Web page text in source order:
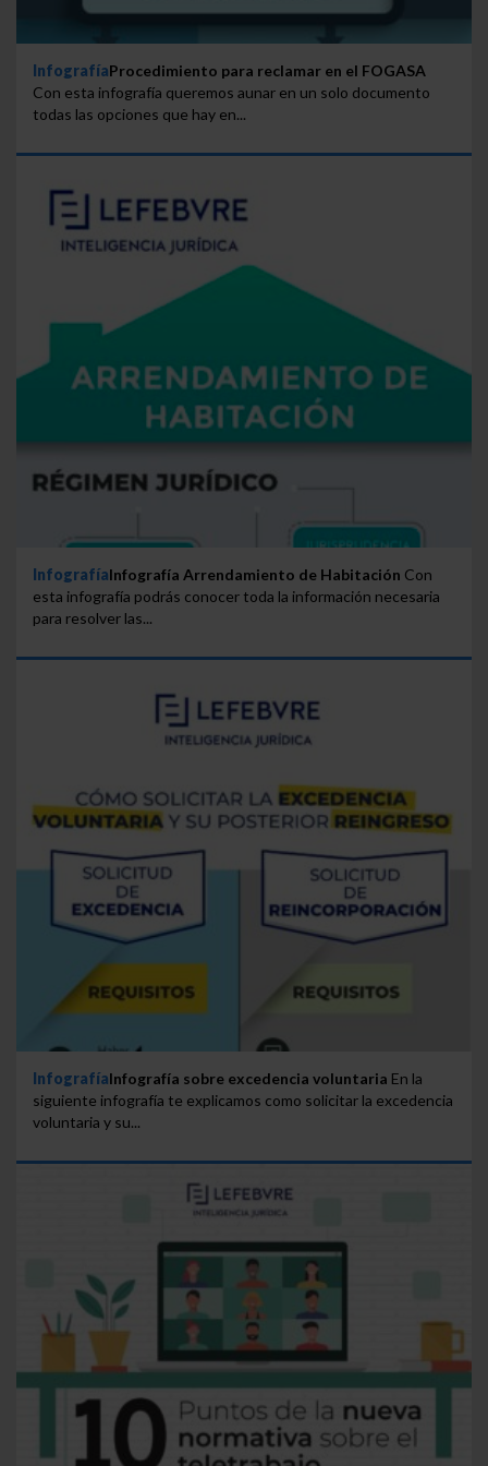
InfografíaProcedimiento para reclamar en el FOGASA
Con esta infografía queremos aunar en un solo documento
todas las opciones que hay en...
InfografíaInfografía Arrendamiento de Habitación Con
esta infografía podrás conocer toda la información necesaria
para resolver las...
InfografíaInfografía sobre excedencia voluntaria En la
siguiente infografía te explicamos como solicitar la excedencia
voluntaria y su...